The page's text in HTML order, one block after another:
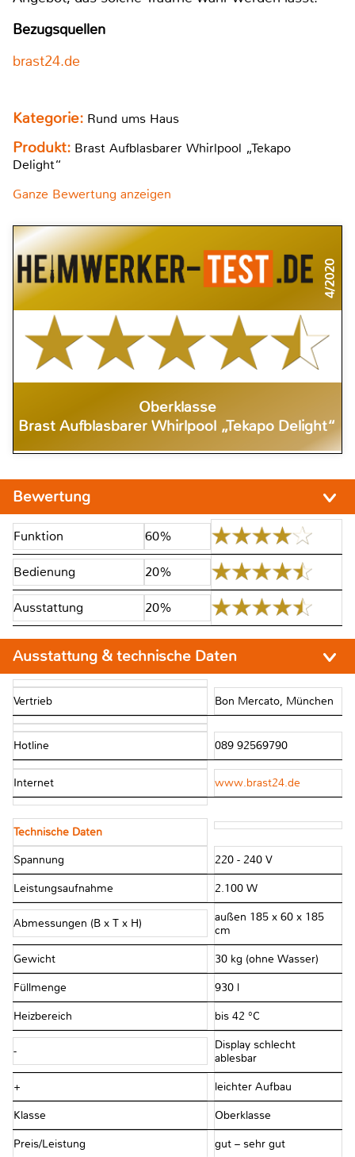
Bezugsquellen
brast24.de
Kategorie: Rund ums Haus
Produkt: Brast Aufblasbarer Whirlpool „Tekapo
Delight“
Ganze Bewertung anzeigen
4/2020
Oberklasse
Brast Aufblasbarer Whirlpool „Tekapo Delight“
Bewertung
Funktion 60%
Bedienung 20%
Ausstattung 20%
Ausstattung & technische Daten
Vertrieb Bon Mercato, München
Hotline 089 92569790
Internet www.brast24.de
Technische Daten
Spannung 220 - 240 V
Leistungsaufnahme 2.100 W
Abmessungen (B x T x H)
außen 185 x 60 x 185
cm
Gewicht 30 kg (ohne Wasser)
Füllmenge 930 l
Heizbereich bis 42 °C
-
Display schlecht
ablesbar
+ leichter Aufbau
Klasse Oberklasse
Preis/Leistung gut – sehr gut